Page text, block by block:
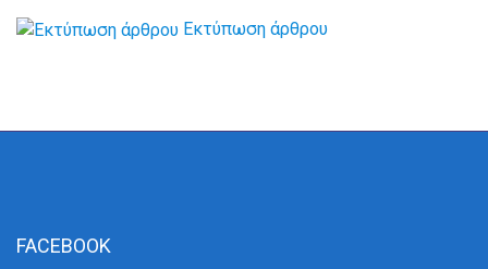
Εκτύπωση άρθρου
FACEBOOK